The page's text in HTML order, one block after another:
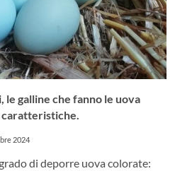
galline che fanno le uova
2024
di deporre uova colorate: